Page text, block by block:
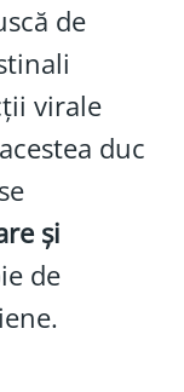
de
virale
duc
și
de